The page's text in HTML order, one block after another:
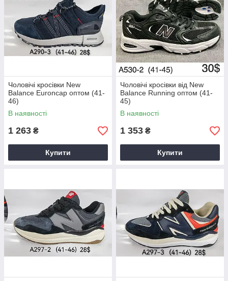
Чоловічі кросівки New
Balance Euroncap оптом (41-
46)
В наявності
1 263 ₴
Купити
Чоловічі кросівки від New
Balance Running оптом (41-
45)
В наявності
1 353 ₴
Купити